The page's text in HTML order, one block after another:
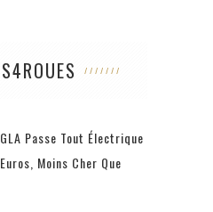
Passe Tout Électrique
Moins Cher Que